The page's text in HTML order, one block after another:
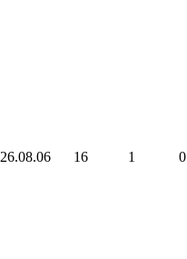
26.08.06 16 1 0